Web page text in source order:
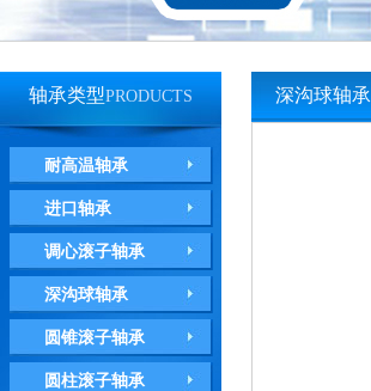
轴承类型PRODUCTS
耐高温轴承
进口轴承
调心滚子轴承
深沟球轴承
圆锥滚子轴承
圆柱滚子轴承
深沟球轴承